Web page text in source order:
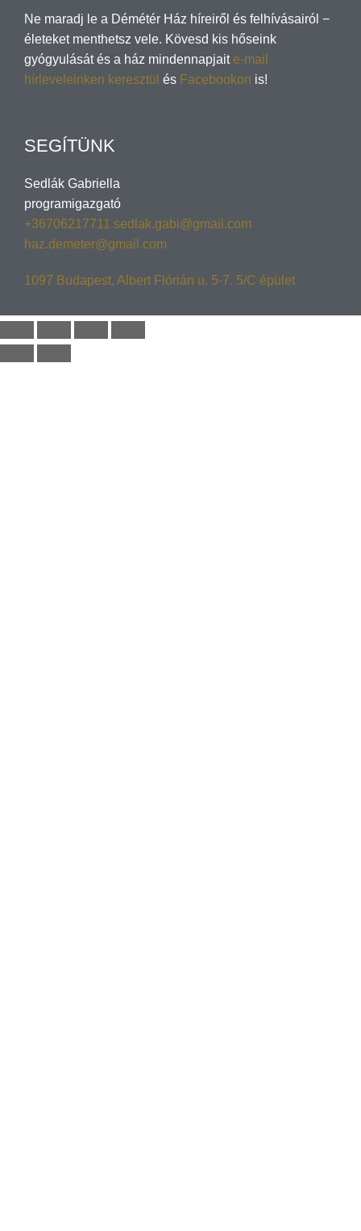
Ne maradj le a Démétér Ház híreiről és felhívásairól −
életeket menthetsz vele. Kövesd kis hőseink
gyógyulását és a ház mindennapjait e-mail
hírleveleinken keresztül és Facebookon is!
SEGÍTÜNK
Sedlák Gabriella
programigazgató
+36706217711 sedlak.gabi@gmail.com
haz.demeter@gmail.com
1097 Budapest, Albert Flórián u. 5-7. 5/C épület